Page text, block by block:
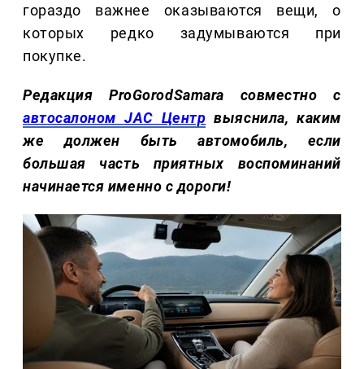
гораздо важнее оказываются вещи, о
которых редко задумываются при
покупке.
Редакция ProGorodSamara совместно с
автосалоном JAC Центр выяснила, каким
же должен быть автомобиль, если
большая часть приятных воспоминаний
начинается именно с дороги!